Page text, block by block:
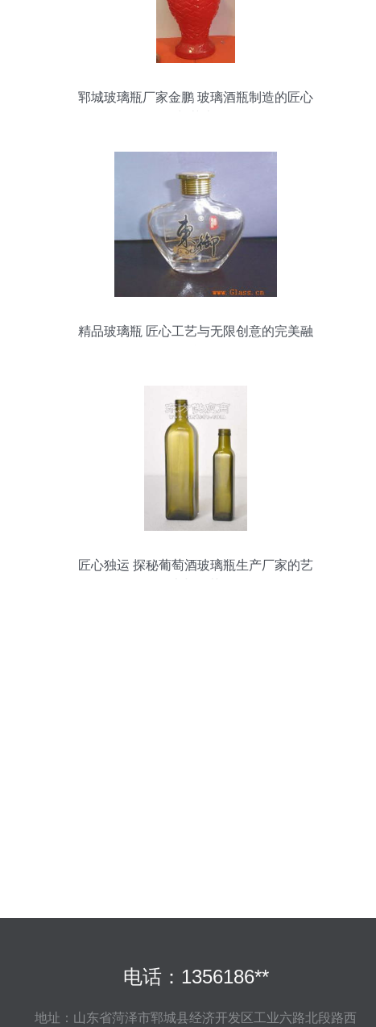
郓城玻璃瓶厂家金鹏 玻璃酒瓶制造的匠心
精品玻璃瓶 匠心工艺与无限创意的完美融
匠心独运 探秘葡萄酒玻璃瓶生产厂家的艺
电话：1356186**
地址：山东省菏泽市郓城县经济开发区工业六路北段路西